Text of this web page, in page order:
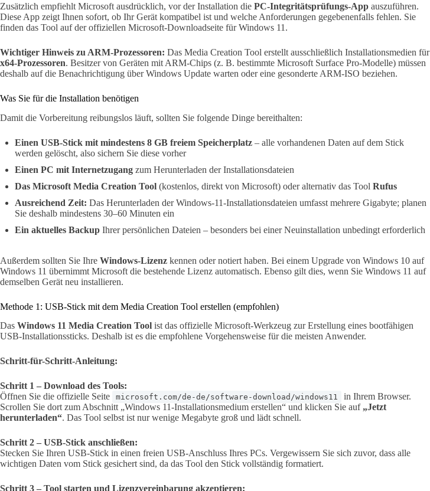
Zusätzlich empfiehlt Microsoft ausdrücklich, vor der Installation die PC-Integritätsprüfungs-App auszuführen.
Diese App zeigt Ihnen sofort, ob Ihr Gerät kompatibel ist und welche Anforderungen gegebenenfalls fehlen. Sie
finden das Tool auf der offiziellen Microsoft-Downloadseite für Windows 11.
Wichtiger Hinweis zu ARM-Prozessoren: Das Media Creation Tool erstellt ausschließlich Installationsmedien für
x64-Prozessoren. Besitzer von Geräten mit ARM-Chips (z. B. bestimmte Microsoft Surface Pro-Modelle) müssen
deshalb auf die Benachrichtigung über Windows Update warten oder eine gesonderte ARM-ISO beziehen.
Was Sie für die Installation benötigen
Damit die Vorbereitung reibungslos läuft, sollten Sie folgende Dinge bereithalten:
Einen USB-Stick mit mindestens 8 GB freiem Speicherplatz – alle vorhandenen Daten auf dem Stick
werden gelöscht, also sichern Sie diese vorher
Einen PC mit Internetzugang zum Herunterladen der Installationsdateien
Das Microsoft Media Creation Tool (kostenlos, direkt von Microsoft) oder alternativ das Tool Rufus
Ausreichend Zeit: Das Herunterladen der Windows-11-Installationsdateien umfasst mehrere Gigabyte; planen
Sie deshalb mindestens 30–60 Minuten ein
Ein aktuelles Backup Ihrer persönlichen Dateien – besonders bei einer Neuinstallation unbedingt erforderlich
Außerdem sollten Sie Ihre Windows-Lizenz kennen oder notiert haben. Bei einem Upgrade von Windows 10 auf
Windows 11 übernimmt Microsoft die bestehende Lizenz automatisch. Ebenso gilt dies, wenn Sie Windows 11 auf
demselben Gerät neu installieren.
Methode 1: USB-Stick mit dem Media Creation Tool erstellen (empfohlen)
Das Windows 11 Media Creation Tool ist das offizielle Microsoft-Werkzeug zur Erstellung eines bootfähigen
USB-Installationssticks. Deshalb ist es die empfohlene Vorgehensweise für die meisten Anwender.
Schritt-für-Schritt-Anleitung:
Schritt 1 – Download des Tools:
Öffnen Sie die offizielle Seite
microsoft.com/de-de/software-download/windows11
in Ihrem Browser.
Scrollen Sie dort zum Abschnitt „Windows 11-Installationsmedium erstellen“ und klicken Sie auf „Jetzt
herunterladen“. Das Tool selbst ist nur wenige Megabyte groß und lädt schnell.
Schritt 2 – USB-Stick anschließen:
Stecken Sie Ihren USB-Stick in einen freien USB-Anschluss Ihres PCs. Vergewissern Sie sich zuvor, dass alle
wichtigen Daten vom Stick gesichert sind, da das Tool den Stick vollständig formatiert.
Schritt 3 – Tool starten und Lizenzvereinbarung akzeptieren: